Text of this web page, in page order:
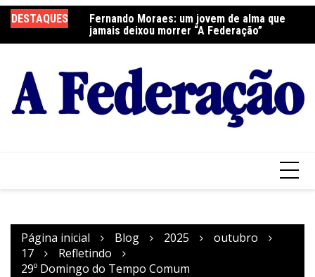
para
o
DESTAQUES
Fernando Moraes: um jovem de alma que
jamais deixou morrer “A Federação”
Curso Oração e Vida na Paróquia São José
Página inicial Blog 2025
outubro
17
Refletindo
29º Domingo do Tempo Comum